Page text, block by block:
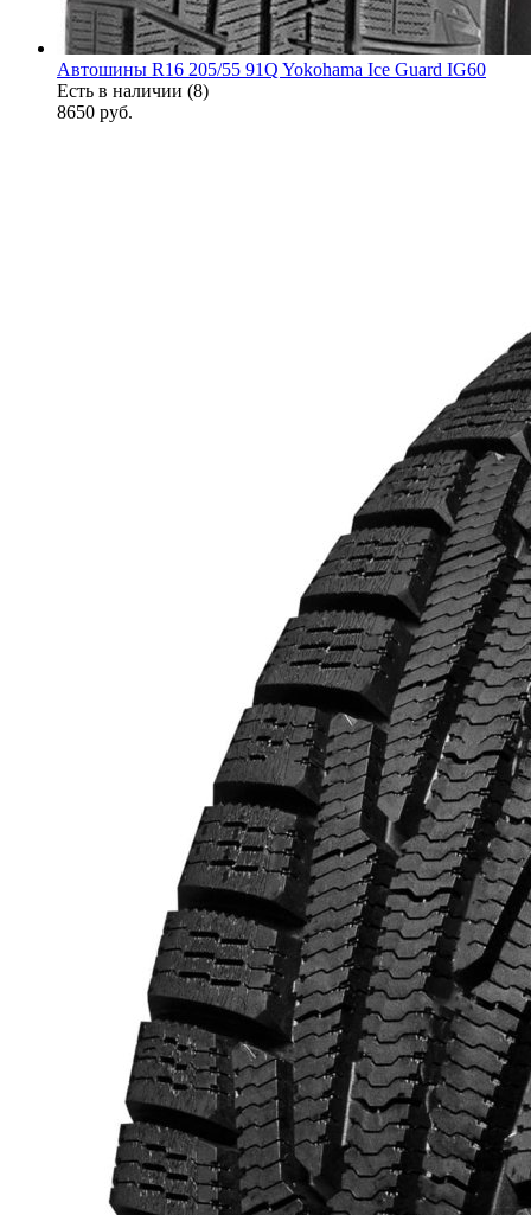
Автошины R16 205/55 91Q Yokohama Ice Guard IG60
Есть в наличии (8)
8650 руб.